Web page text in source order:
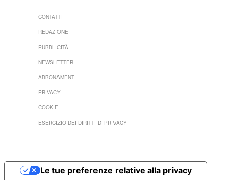
CONTATTI
REDAZIONE
PUBBLICITÀ
NEWSLETTER
ABBONAMENTI
PRIVACY
COOKIE
ESERCIZIO DEI DIRITTI DI PRIVACY
Le tue preferenze relative alla privacy